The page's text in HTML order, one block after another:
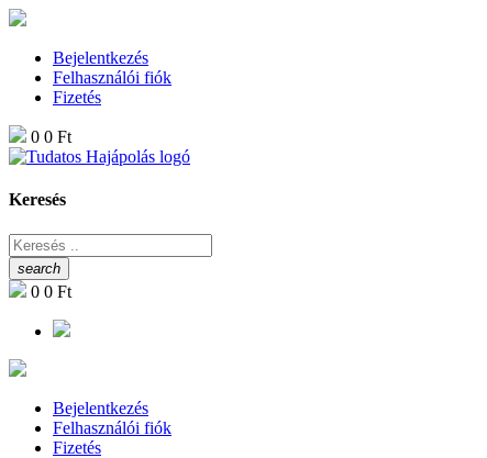
Bejelentkezés
Felhasználói fiók
Fizetés
0 0 Ft
Keresés
search
0 0 Ft
Bejelentkezés
Felhasználói fiók
Fizetés